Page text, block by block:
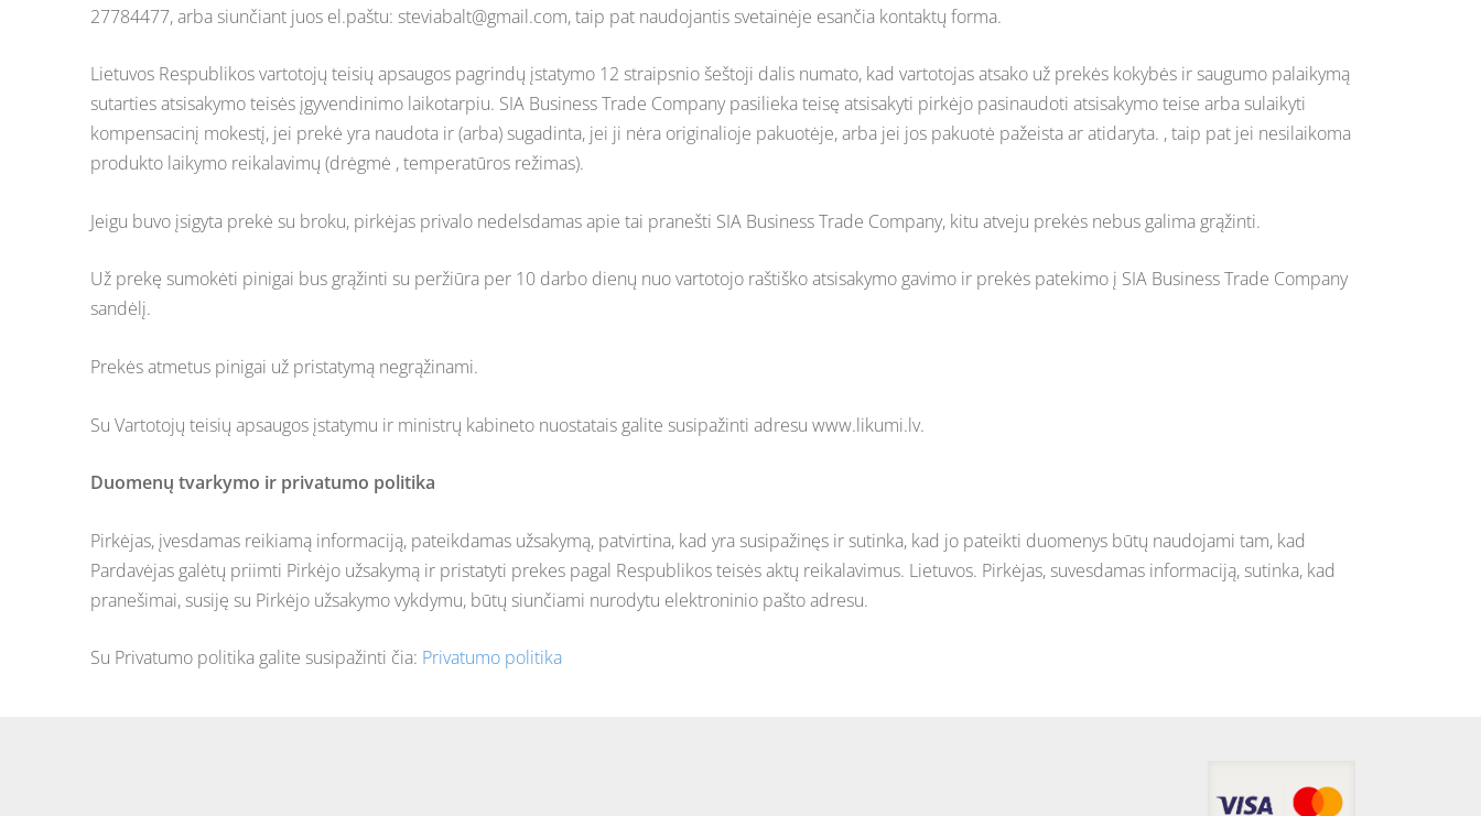
27784477, arba siunčiant juos el.paštu: steviabalt@gmail.com, taip pat naudojantis svetainėje esančia kontaktų forma.
Lietuvos Respublikos vartotojų teisių apsaugos pagrindų įstatymo 12 straipsnio šeštoji dalis numato, kad vartotojas atsako už prekės kokybės ir saugumo palaikymą
sutarties atsisakymo teisės įgyvendinimo laikotarpiu. SIA Business Trade Company pasilieka teisę atsisakyti pirkėjo pasinaudoti atsisakymo teise arba sulaikyti
kompensacinį mokestį, jei prekė yra naudota ir (arba) sugadinta, jei ji nėra originalioje pakuotėje, arba jei jos pakuotė pažeista ar atidaryta. , taip pat jei nesilaikoma
produkto laikymo reikalavimų (drėgmė , temperatūros režimas).
Jeigu buvo įsigyta prekė su broku, pirkėjas privalo nedelsdamas apie tai pranešti SIA Business Trade Company, kitu atveju prekės nebus galima grąžinti.
Už prekę sumokėti pinigai bus grąžinti su peržiūra per 10 darbo dienų nuo vartotojo raštiško atsisakymo gavimo ir prekės patekimo į SIA Business Trade Company
sandėlį.
Prekės atmetus pinigai už pristatymą negrąžinami.
Su Vartotojų teisių apsaugos įstatymu ir ministrų kabineto nuostatais galite susipažinti adresu www.likumi.lv.
Duomenų tvarkymo ir privatumo politika
Pirkėjas, įvesdamas reikiamą informaciją, pateikdamas užsakymą, patvirtina, kad yra susipažinęs ir sutinka, kad jo pateikti duomenys būtų naudojami tam, kad
Pardavėjas galėtų priimti Pirkėjo užsakymą ir pristatyti prekes pagal Respublikos teisės aktų reikalavimus. Lietuvos. Pirkėjas, suvesdamas informaciją, sutinka, kad
pranešimai, susiję su Pirkėjo užsakymo vykdymu, būtų siunčiami nurodytu elektroninio pašto adresu.
Su Privatumo politika galite susipažinti čia: Privatumo politika